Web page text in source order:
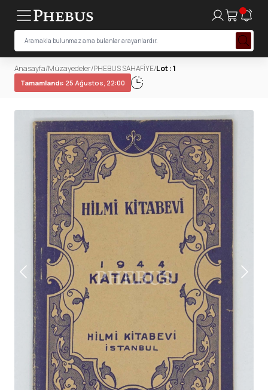
Anasayfa/Müzayedeler/PHEBUS SAHAFİYE/Lot : 1
Tamamlandı: 25 Ağustos, 22:00